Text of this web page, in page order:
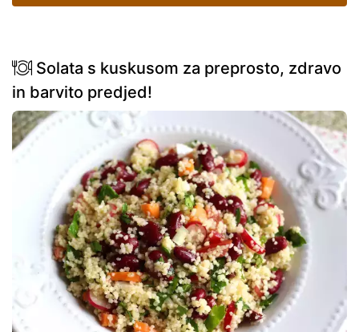
Solata s kuskusom za preprosto, zdravo
in barvito predjed!